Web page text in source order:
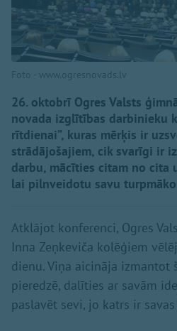
Foto - www.ogresnovads.lv
26. oktobrī Ogres Valsts
novada izglītības darbinieku
rītdienai”, kuras mērķis ir
strādājošajiem, cik svarīgi ir
darbu, mācīties citam no cita
lai pilnveidotu savu
Atklājot konferenci, Ogres
Inna Zeņkeviča kolēģiem
dienu. Viņa aicināja izmantot
pieredzē, dalīties ar savām
paslavēt sevi, jo katrs ir